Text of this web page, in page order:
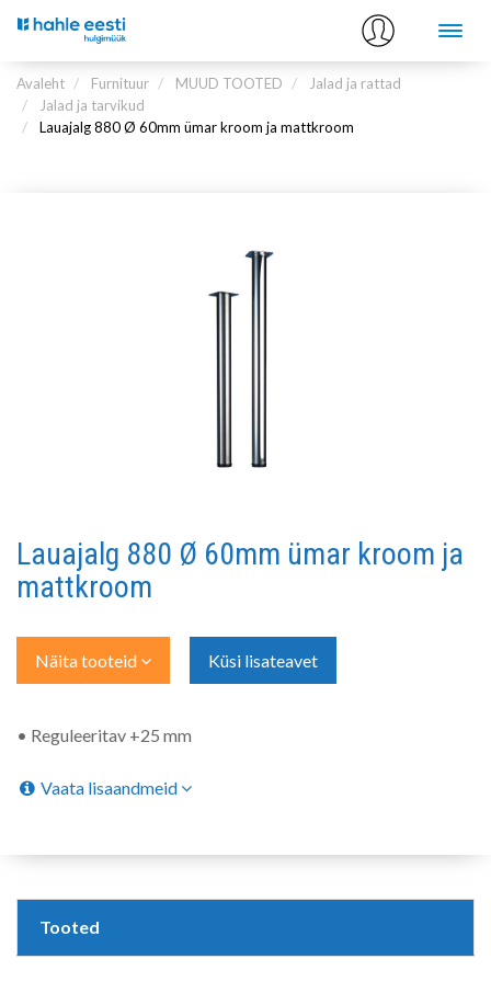
Avaleht Furnituur MUUD TOOTED
Jalad ja rattad
Jalad ja tarvikud
Lauajalg 880 Ø 60mm ümar kroom ja mattkroom
Lauajalg 880 Ø 60mm ümar kroom ja
mattkroom
Näita tooteid Küsi lisateavet
• Reguleeritav +25 mm
Vaata lisaandmeid
Tooted